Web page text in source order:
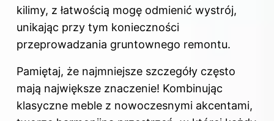
kilimy, z łatwością mogę odmienić wystrój,
unikając przy tym konieczności
przeprowadzania gruntownego remontu.
Pamiętaj, że najmniejsze szczegóły często
mają największe znaczenie! Kombinując
klasyczne meble z nowoczesnymi akcentami,